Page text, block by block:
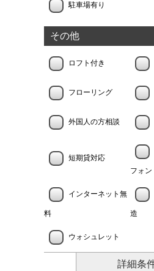
駐車場有り
その他
ロフト付き
フローリング
外国人の方相談
短期貸対応
フォン
インターネット無
料 造
ウォシュレット